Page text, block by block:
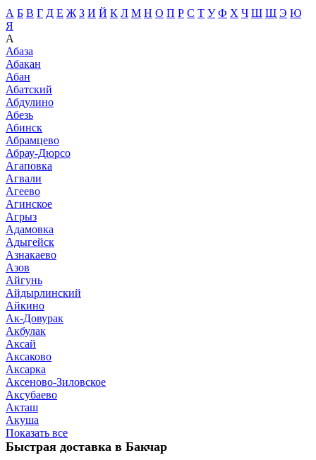
А Б В Г Д Е Ж З И Й К Л М Н О П Р С Т У Ф Х Ч Ш Щ Э Ю
Я
А
Абаза
Абакан
Абан
Абатский
Абдулино
Абезь
Абинск
Абрамцево
Абрау-Дюрсо
Агаповка
Агвали
Агеево
Агинское
Агрыз
Адамовка
Адыгейск
Азнакаево
Азов
Айгунь
Айдырлинский
Айкино
Ак-Довурак
Акбулак
Аксай
Аксаково
Аксарка
Аксеново-Зиловское
Аксубаево
Акташ
Акуша
Показать все
Быстрая доставка в Бакчар